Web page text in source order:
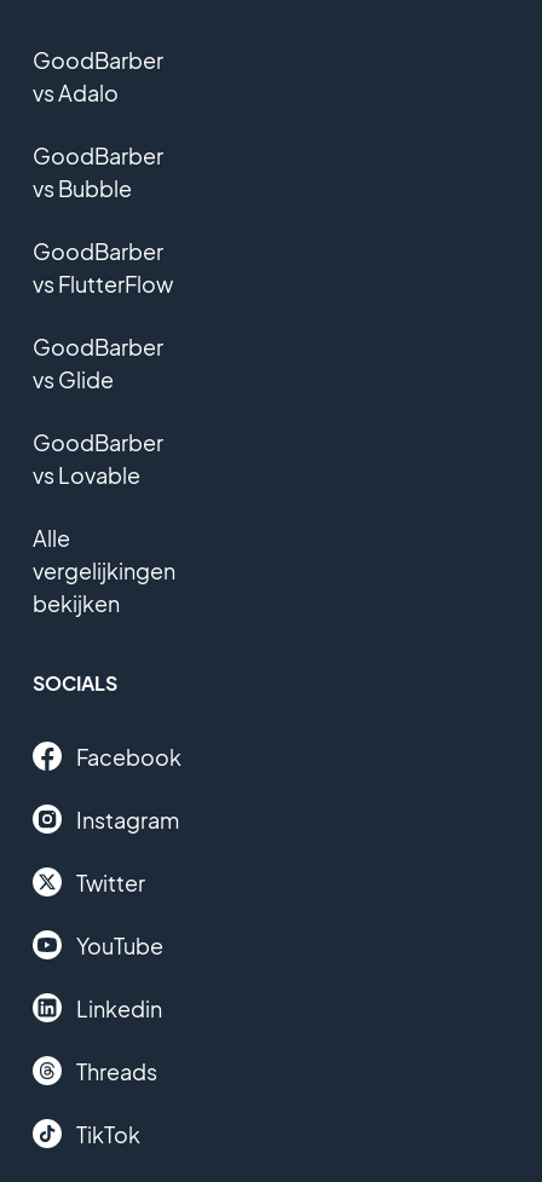
GoodBarber
vs Adalo
GoodBarber
vs Bubble
GoodBarber
vs FlutterFlow
GoodBarber
vs Glide
GoodBarber
vs Lovable
Alle
vergelijkingen
bekijken
SOCIALS
Facebook
Instagram
Twitter
YouTube
Linkedin
Threads
TikTok